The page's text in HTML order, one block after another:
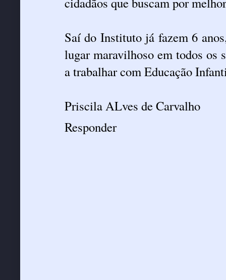
Saí do Instituto já fazem 6
lugar maravilhoso em todos os
a trabalhar com Educação
Priscila ALves de Carvalho
Responder